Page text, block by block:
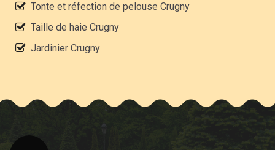
Tonte et réfection de pelouse Crugny
Taille de haie Crugny
Jardinier Crugny